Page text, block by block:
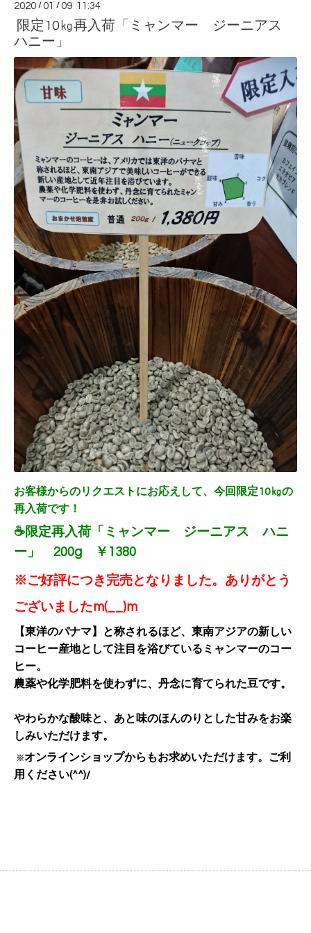
2020 /01 /09 11:34
限定10㎏再入荷「ミャンマー ジーニアス
ハニー」
お客様からのリクエストにお応えして、今回限定10㎏の
再入荷です！
☕限定再入荷「ミャンマー ジーニアス ハニ
ー」 200g ￥1380
※ご好評につき完売となりました。 ありがとう
ございましたm(__)m
【東洋のパナマ】と称されるほど、東南アジアの新しい
コーヒー産地として注目を浴びているミャンマーのコー
ヒー。
農薬や化学肥料を使わずに、丹念に育てられた豆です。
やわらかな酸味と、あと味のほんのりとした甘みをお楽
しみいただけます。
※オンラインショップからもお求めいただけます。ご利
用ください(^^)/